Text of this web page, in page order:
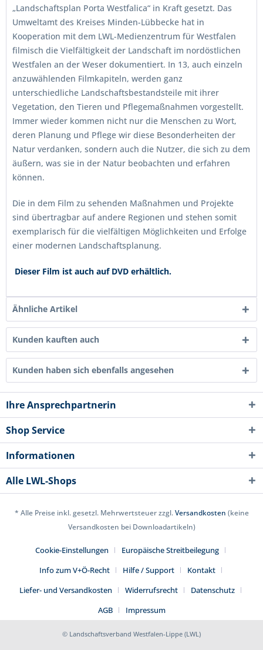
„Landschaftsplan Porta Westfalica“ in Kraft gesetzt. Das
Umweltamt des Kreises Minden-Lübbecke hat in
Kooperation mit dem LWL-Medienzentrum für Westfalen
filmisch die Vielfältigkeit der Landschaft im nordöstlichen
Westfalen an der Weser dokumentiert. In 13, auch einzeln
anzuwählenden Filmkapiteln, werden ganz
unterschiedliche Landschaftsbestandsteile mit ihrer
Vegetation, den Tieren und Pflegemaßnahmen vorgestellt.
Immer wieder kommen nicht nur die Menschen zu Wort,
deren Planung und Pflege wir diese Besonderheiten der
Natur verdanken, sondern auch die Nutzer, die sich zu dem
äußern, was sie in der Natur beobachten und erfahren
können.
Die in dem Film zu sehenden Maßnahmen und Projekte
sind übertragbar auf andere Regionen und stehen somit
exemplarisch für die vielfältigen Möglichkeiten und Erfolge
einer modernen Landschaftsplanung.
Dieser Film ist auch auf DVD erhältlich.
Ähnliche Artikel
Kunden kauften auch
Kunden haben sich ebenfalls angesehen
Ihre Ansprechpartnerin
Shop Service
Informationen
Alle LWL-Shops
* Alle Preise inkl. gesetzl. Mehrwertsteuer zzgl.Versandkosten (keine
Versandkosten bei Downloadartikeln)
Cookie-Einstellungen
Europäische Streitbeilegung
Info zum V+Ö-Recht
Hilfe / Support
Kontakt
Liefer- und Versandkosten
Widerrufsrecht
Datenschutz
AGB
Impressum
© Landschaftsverband Westfalen-Lippe (LWL)